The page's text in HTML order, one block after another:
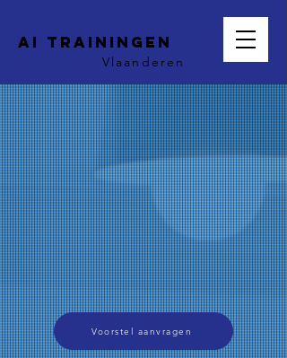
AI trainingen
Vlaanderen
Voorstel aanvragen